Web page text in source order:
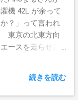
機 42L が余って
？」って言われ
東京の北東方向
ースを走らせ貰
写真は旧洗濯機
ところ。 NEC
続きを読む